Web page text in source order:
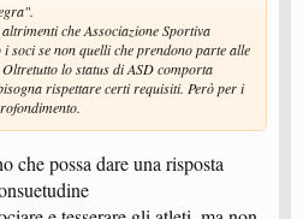
che Associazione Sportiva
soci se non quelli che prendono parte alle
lo status di ASD comporta
rispettare certi requisiti. Però per i
che possa dare una risposta